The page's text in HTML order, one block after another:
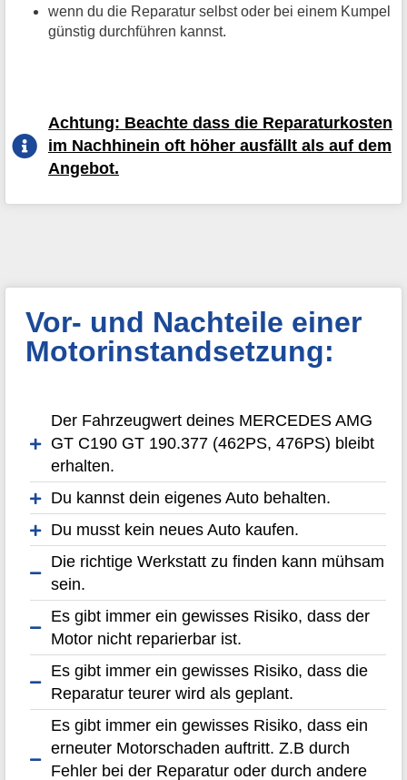
wenn du die Reparatur selbst oder bei einem Kumpel
günstig durchführen kannst.
Achtung: Beachte dass die Reparaturkosten
im Nachhinein oft höher ausfällt als auf dem
Angebot.
Vor- und Nachteile einer
Motorinstandsetzung:
Der Fahrzeugwert deines MERCEDES AMG
GT C190 GT 190.377 (462PS, 476PS) bleibt
erhalten.
Du kannst dein eigenes Auto behalten.
Du musst kein neues Auto kaufen.
Die richtige Werkstatt zu finden kann mühsam
sein.
Es gibt immer ein gewisses Risiko, dass der
Motor nicht reparierbar ist.
Es gibt immer ein gewisses Risiko, dass die
Reparatur teurer wird als geplant.
Es gibt immer ein gewisses Risiko, dass ein
erneuter Motorschaden auftritt. Z.B durch
Fehler bei der Reparatur oder durch andere